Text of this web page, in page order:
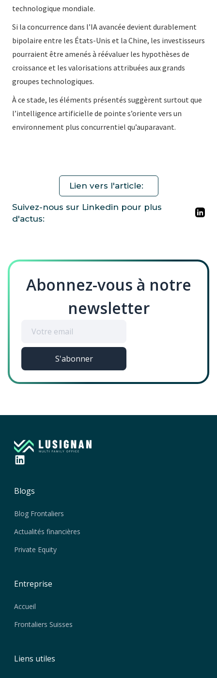
technologique mondiale.
Si la concurrence dans l’IA avancée devient durablement
bipolaire entre les États-Unis et la Chine, les investisseurs
pourraient être amenés à réévaluer les hypothèses de
croissance et les valorisations attribuées aux grands
groupes technologiques.
À ce stade, les éléments présentés suggèrent surtout que
l’intelligence artificielle de pointe s’oriente vers un
environnement plus concurrentiel qu’auparavant.
Lien vers l'article:
Suivez-nous sur Linkedin pour plus
d'actus:
Abonnez-vous à notre
newsletter
Blogs
Blog Frontaliers
Actualités financières
Private Equity
Entreprise
Accueil
Frontaliers Suisses
Liens utiles